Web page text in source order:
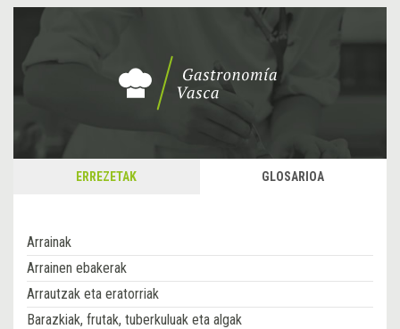
ERREZETAK GLOSARIOA
Arrainak
Arrainen ebakerak
Arrautzak eta eratorriak
Barazkiak, frutak, tuberkuluak eta algak